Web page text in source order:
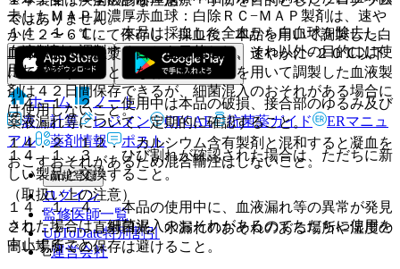
去したＭＡＰ加濃厚赤血球：白除ＲＣ−ＭＡＰ製剤は、速や
かに２〜６℃にて保存し、採血後、本品を用いて調製した白
血球除去した血漿：白除血漿製剤は、速やかに−２０℃以下
にて保存すること。なお、ＭＡＰ液を用いて調製した血液製
剤は４２日間保存できるが、細菌混入のおそれがある場合に
は使用しないこと。
１４．２．１２． カルシウム含有製剤と混和すると凝血を
おこすおそれがあるため混合輸注はしないこと。
（取扱い上の注意）
２０．１． 直射日光、水漏れのおそれのある場所や湿度の
高い場所での保存は避けること。
１４．１．１． 本品は採血した全血から白血球を除去し、
血液製剤を調製することを目的とし、それ以外の目的には使
用しないこと。
１４．１．２． 使用中は本品の破損、接合部のゆるみ及び
薬液漏れ等について、定期的に確認すること。
１４．１．３． ひび割れが確認された場合は、ただちに新
しい製品と交換すること。
１４．１．４． 本品の使用中に、血液漏れ等の異常が発見
された場合は、細菌混入のおそれがあるのでただちに使用を
中止すること。
ではありません。
ホーム
ノート
表・計算
レジメン CTCAE 抗菌薬ガイド
ERマニュ
アル
薬剤情報 ポスト
新規登録
ログイン
監修医師一覧
UpToDate特別割引
運営会社